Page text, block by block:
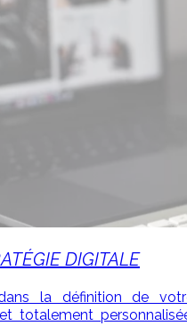
DIGITALE
la définition de
totalement